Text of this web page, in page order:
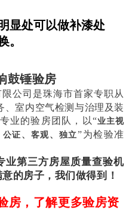
显处可以做补漆处
。
鼓锤验房
公司是珠海市首家专职从
、室内空气检测与治理及装
业的验房团队，以“业主视
公证、客观、独立”为检验准
业第三方房屋质量查验机
的房子，我们做得到！
房，了解更多验房资